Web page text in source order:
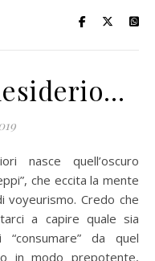
che eccita la mente
voyeurismo. Credo che
a capire quale sia
da quel
in modo prepotente,